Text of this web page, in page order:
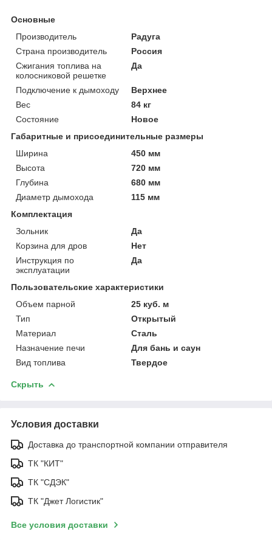
Основные
Производитель
Радуга
Страна производитель
Россия
Сжигания топлива на
колосниковой решетке
Да
Подключение к дымоходу
Верхнее
Вес
84 кг
Состояние
Новое
Габаритные и присоединительные размеры
Ширина
450 мм
Высота
720 мм
Глубина
680 мм
Диаметр дымохода
115 мм
Комплектация
Зольник
Да
Корзина для дров
Нет
Инструкция по
эксплуатации
Да
Пользовательские характеристики
Объем парной
25 куб. м
Тип
Открытый
Материал
Сталь
Назначение печи
Для бань и саун
Вид топлива
Твердое
Скрыть
Условия доставки
Доставка до транспортной компании отправителя
ТК "КИТ"
ТК "СДЭК"
ТК "Джет Логистик"
Все условия доставки